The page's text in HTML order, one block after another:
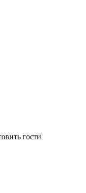
гости